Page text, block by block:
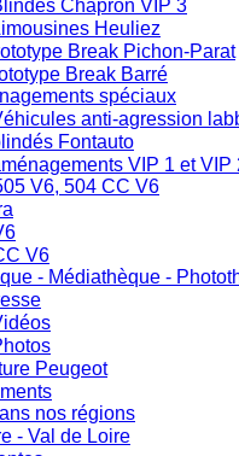
Chapron VIP 3
Heuliez
Break Pichon-Parat
Break Barré
spéciaux
anti-agression
Fontauto
VIP 1 et VIP
V6, 504 CC V6
V6
- Médiathèque -
Peugeot
nos régions
- Val de Loire